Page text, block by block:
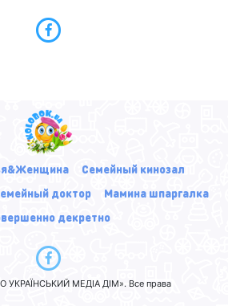
Семейный кинозал
доктор
Мамина шпаргалка
декретно
МЕДІА ДІМ». Все права